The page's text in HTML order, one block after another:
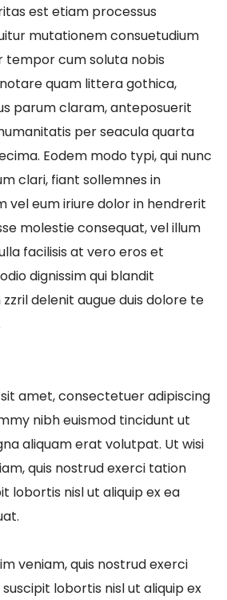
est etiam processus
mutationem consuetudium
tempor cum soluta nobis
quam littera gothica,
parum claram, anteposuerit
per seacula quarta
Eodem modo typi, qui nunc
clari, fiant sollemnes in
vel eum iriure dolor in hendrerit
molestie consequat, vel illum
facilisis at vero eros et
dignissim qui blandit
delenit augue duis dolore te
amet, consectetuer adipiscing
nibh euismod tincidunt ut
aliquam erat volutpat. Ut wisi
quis nostrud exerci tation
lobortis nisl ut aliquip ex ea
veniam, quis nostrud exerci
lobortis nisl ut aliquip ex